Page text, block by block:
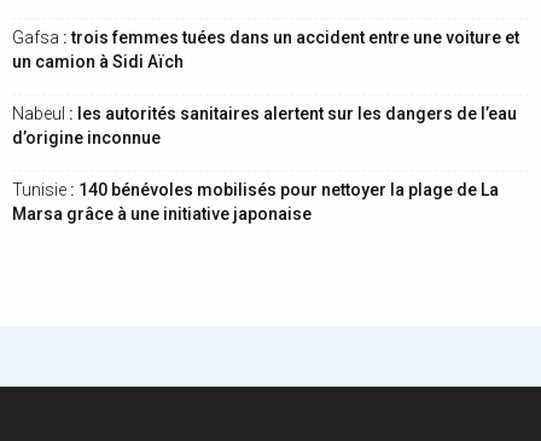
Gafsa : trois femmes tuées dans un accident entre une voiture et
un camion à Sidi Aïch
Nabeul : les autorités sanitaires alertent sur les dangers de l’eau
d’origine inconnue
Tunisie : 140 bénévoles mobilisés pour nettoyer la plage de La
Marsa grâce à une initiative japonaise